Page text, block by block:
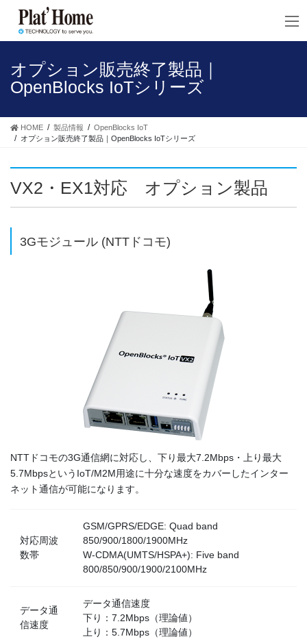
オプション販売終了製品｜
OpenBlocks IoTシリーズ
HOME 製品情報
OpenBlocks IoT
オプション販売終了製品｜OpenBlocks IoTシリーズ
VX2・EX1対応 オプション製品
3Gモジュール (NTTドコモ)
NTTドコモの3G通信網に対応し、下り最大7.2Mbps・上り最大
5.7MbpsというIoT/M2M用途に十分な速度をカバーしたインター
ネット通信が可能になります。
対応周波
数帯
GSM/GPRS/EDGE: Quad band
850/900/1800/1900MHz
W-CDMA(UMTS/HSPA+): Five band
800/850/900/1900/2100MHz
データ通
信速度
データ通信速度
下り：7.2Mbps（理論値）
上り：5.7Mbps（理論値）